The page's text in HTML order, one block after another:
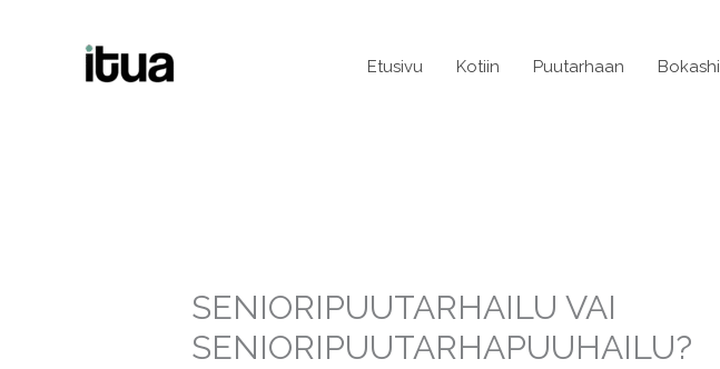
Etusivu
Kotiin Puutarhaan Bokashi
SENIORIPUUTARHAILU VAI
SENIORIPUUTARHAPUUHAILU?